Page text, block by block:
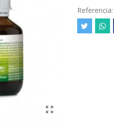
Referencia: